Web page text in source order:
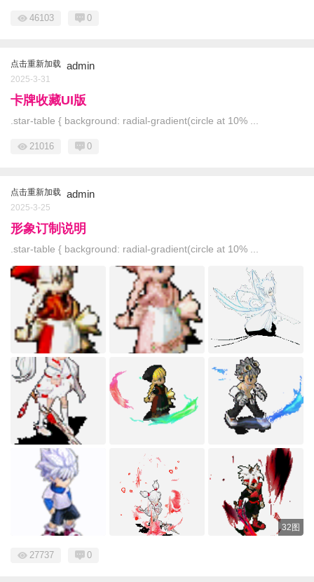
46103 0
点击重新加载 admin
2025-3-31
卡牌收藏UI版
.star-table { background: radial-gradient(circle at 10% ...
21016 0
点击重新加载 admin
2025-3-25
形象订制说明
.star-table { background: radial-gradient(circle at 10% ...
32图
27737 0